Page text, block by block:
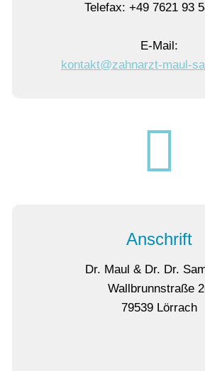
Telefax: +49 7621 93
E-Mail:
k nt kt z hn rzt-m l-s
Anschrift
Dr. Maul & Dr. Dr.
Wallbrunnstraße
79539 Lörrach